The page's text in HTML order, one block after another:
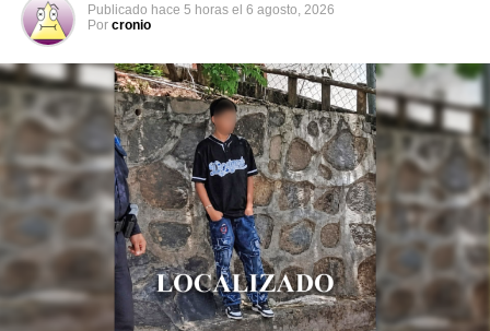
Relacionado
DENUNCIA | Chateando y
manejando, así fue captado
motorista de la ruta 4T en
Ciudad Delgado
4 mayo, 2022
En «Sucesos»
PELIGRO AL VOLANTE –
VIDEO: Denuncia a motorista
de la ruta 90 F de San Miguel,
revisando su celular
mientras realiza un viaje
11 julio, 2019
En «Nacionales»
Publicado hace 5 horas el 6 agosto, 2026
Por cronio